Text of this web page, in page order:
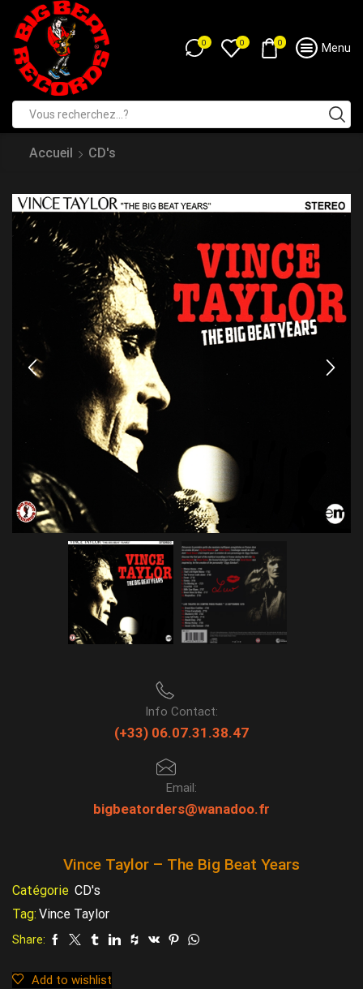
0 0 0 Menu
Accueil CD's
Info Contact:
(+33) 06.07.31.38.47
Email:
bigbeatorders@wanadoo.fr
Vince Taylor – The Big Beat Years
Catégorie CD's
Tag: Vince Taylor
Share:
Add to wishlist